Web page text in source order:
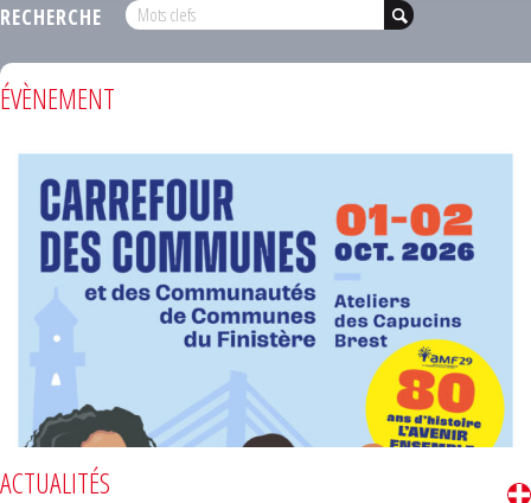
RECHERCHE
ÉVÈNEMENT
ACTUALITÉS